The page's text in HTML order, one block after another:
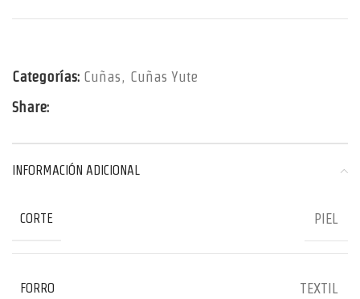
Categorías: Cuñas, Cuñas Yute
Share:
INFORMACIÓN ADICIONAL
CORTE PIEL
FORRO TEXTIL